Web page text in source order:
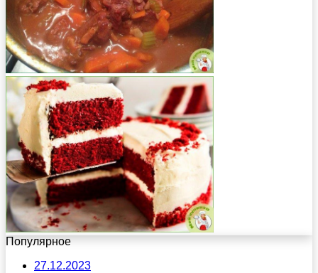
Популярное
27.12.2023